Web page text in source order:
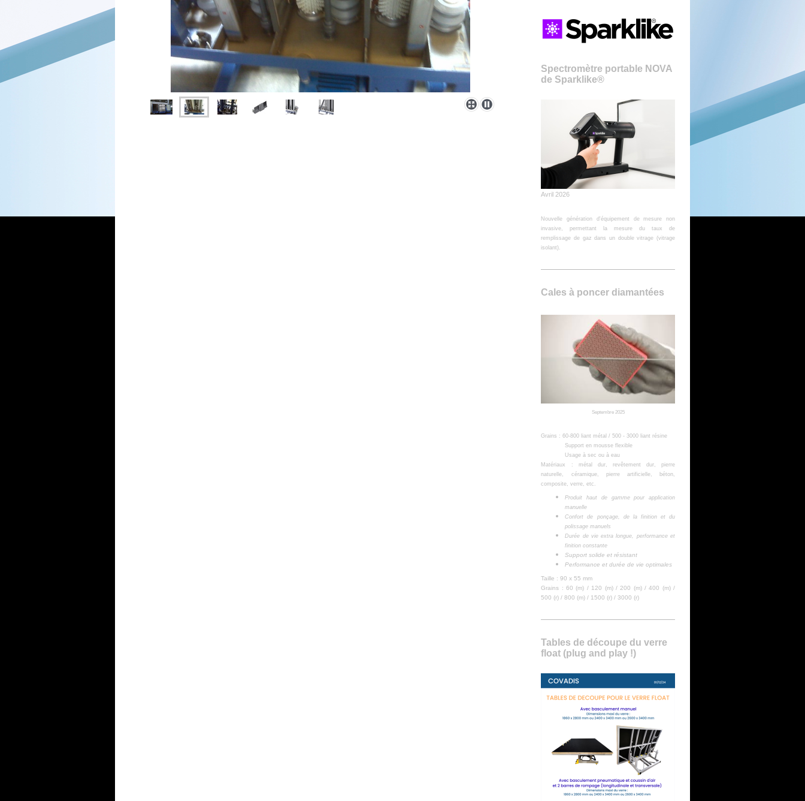
Spectromètre portable NOVA
de Sparklike®
Avril 2026
Nouvelle génération d'équipement de mesure non
invasive, permettant la mesure du taux de
remplissage de gaz dans un double vitrage (vitrage
isolant).
Cales à poncer diamantées
Septembre 2025
Grains :60-800 liant métal /500 - 3000 liant résine
Support en mousse flexible
Usage à sec ou à eau
Matériaux : métal dur, revêtement dur, pierre
naturelle, céramique, pierre artificielle, béton,
composite, verre, etc.
Produit haut de gamme pour application
manuelle
Confort de ponçage, de la finition et du
polissage manuels
Durée de vie extra longue, performance et
finition constante
Support solide et résistant
Performance et durée de vie optimales
Taille : 90 x 55 mm
Grains : 60 (m) / 120 (m) / 200 (m) / 400 (m) /
500 (r) / 800 (m) / 1500 (r) / 3000 (r)
Tables de découpe du verre
float (plug and play !)